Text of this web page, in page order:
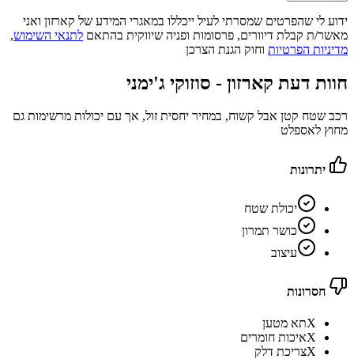
ידוע לי שהפרטים שמסרתי לעיל ייכללו במאגרי המידע של קארזון ואני
מאשר/ת קבלת דיוורים, פרסומות ופניה שיווקית בהתאם לתנאי השימוש,
מדיניות הפרטיות וחוק הגנת הצרכן
חוות דעת קארזון - סוזוקי ג'ימני
רכב שטח קטן אבל קשוח, במחיר יחסית זול, אך עם יכולות מרשימות גם
מחוץ לאספלט
יתרונות
יכולת שטח
כושר תמרון
עיצוב
חסרונות
Xתא מטען
Xאיכות חומרים
Xצריכת דלק